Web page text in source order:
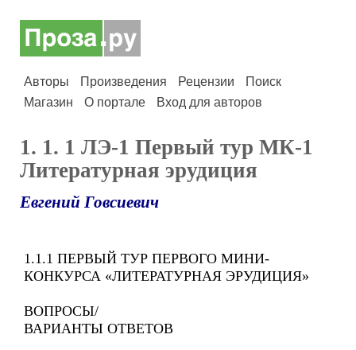
Авторы Произведения Рецензии
Поиск
Магазин
О портале Вход для авторов
1. 1. 1 ЛЭ-1 Первый тур МК-1
Литературная эрудиция
Евгений Говсиевич
1.1.1 ПЕРВЫЙ ТУР ПЕРВОГО МИНИ-
КОНКУРСА «ЛИТЕРАТУРНАЯ ЭРУДИЦИЯ»
ВОПРОСЫ/
ВАРИАНТЫ ОТВЕТОВ